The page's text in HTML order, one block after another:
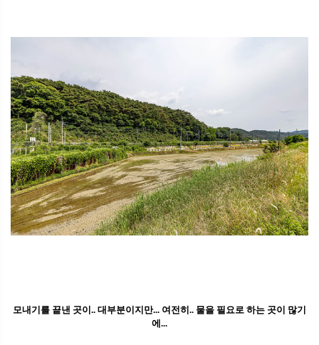
모내기를 끝낸 곳이.. 대부분이지만... 여전히.. 물을 필요로 하는 곳이 많기
에...